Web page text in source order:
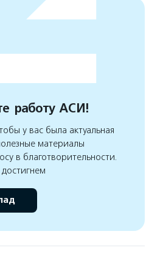
работу АСИ!
у вас была актуальная
материалы
в благотворительности.